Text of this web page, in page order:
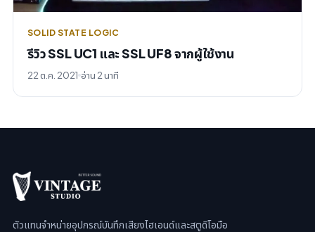
SOLID STATE LOGIC
รีวิว SSL UC1 และ SSL UF8 จากผู้ใช้งาน
22 ต.ค. 2021 อ่าน 2 นาที
ตัวแทนจำหน่ายอุปกรณ์บันทึกเสียงไฮเอนด์และสตูดิโอมือ